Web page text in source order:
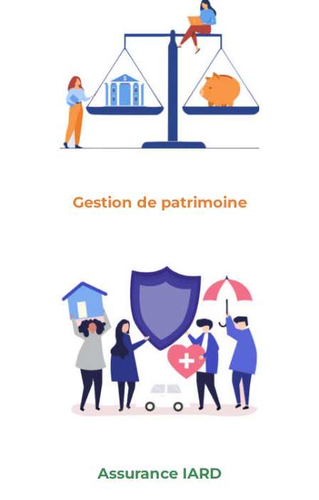
Gestion de patrimoine
Force du Collectif
Analyses globales, aussi bien assurantielles
que patrimoniales. Une architecture qui
répond aux contraintes règlementaires
spécifiques de l’ensemble de nos métiers.
patrimoine
Assurance IARD
Accompagner
Assurance IARD pour les entreprises et les
particuliers, Multirisque couvrant les
responsabilités professionnelles et les biens
pour les Entreprises. Assurances obligatoires
et facultatives pour les Particuliers.
Découvrir nos assurances de biens